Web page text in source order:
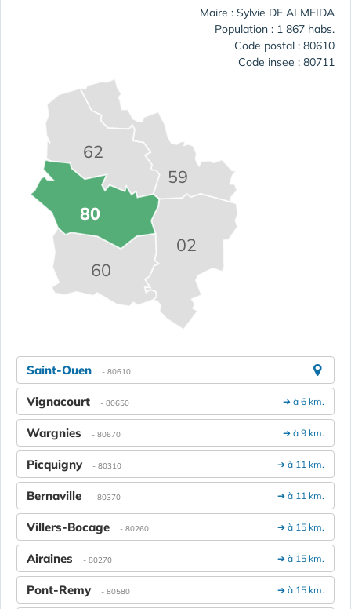
Maire : Sylvie DE ALMEIDA
Population : 1 867 habs.
Code postal : 80610
Code insee : 80711
02
59
60
62
80
Saint-Ouen - 80610
➔ à 6 km.
Vignacourt - 80650
➔ à 9 km.
Wargnies - 80670
➔ à 11 km.
Picquigny - 80310
➔ à 11 km.
Bernaville - 80370
➔ à 15 km.
Villers-Bocage - 80260
➔ à 15 km.
Airaines - 80270
➔ à 15 km.
Pont-Remy - 80580